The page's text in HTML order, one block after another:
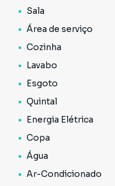
designer e uma melhor
Agende já uma visita a
Sala
Área de serviço
Cozinha
Lavabo
Esgoto
Quintal
Energia Elétrica
Copa
Água
Ar-Condicionado